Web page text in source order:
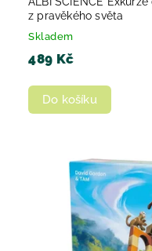
z pravěkého světa
Skladem
489 Kč
Do košíku